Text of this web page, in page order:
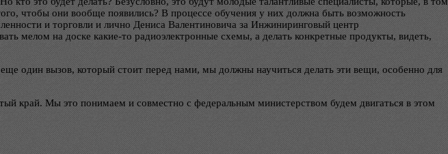
чтобы они вообще появились? В процессе обучения у них должна быть возможность
и торговли и лично Дениса Валентиновича за Инжиниринговый центр
мелом на доске какие-то радиоэлектронные схемы, а делать конкретные продукты, видеть,
один вызов, который стоит перед нами, мы должны научиться делать эти вещи, особенно для
край. Мы это понимаем и совместно с федеральным министерством будем двигаться в этом